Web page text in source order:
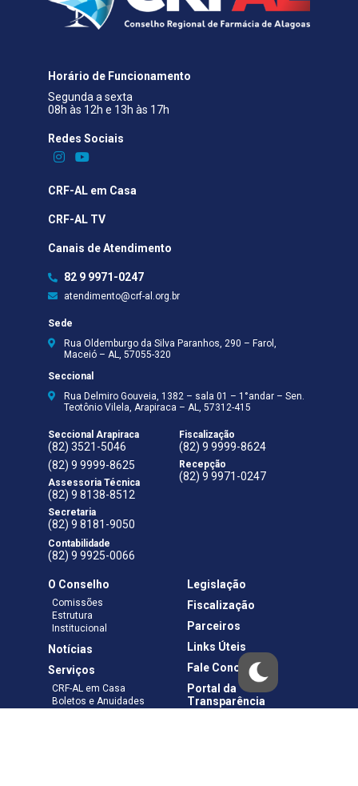
Horário de Funcionamento
Segunda a sexta
08h às 12h e 13h às 17h
Redes Sociais​
CRF-AL em Casa
CRF-AL TV
Canais de Atendimento
82 9 9971-0247
atendimento@crf-al.org.br
Sede
Rua Oldemburgo da Silva Paranhos, 290 – Farol,
Maceió – AL, 57055-320
Seccional
Rua Delmiro Gouveia, 1382 – sala 01 – 1°andar – Sen.
Teotônio Vilela, Arapiraca – AL, 57312-415
Seccional Arapiraca
(82) 3521-5046
(82) 9 9999-8625
Assessoria Técnica
(82) 9 8138-8512
Secretaria
(82) 9 8181-9050
Contabilidade
(82) 9 9925-0066
Fiscalização
(82) 9 9999-8624
Recepção
(82) 9 9971-0247
O Conselho
Comissões
Estrutura
Institucional
Notícias
Serviços
CRF-AL em Casa
Boletos e Anuidades
Legislação
Fiscalização
Parceiros
Links Úteis
Fale Conosco
Portal da
Transparência